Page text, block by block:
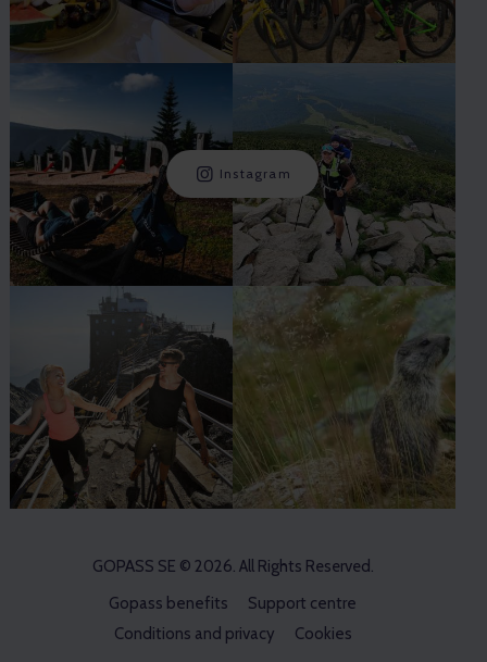
Instagram
GOPASS SE © 2026. All Rights Reserved.
Gopass benefits
Support centre
Conditions and privacy
Cookies